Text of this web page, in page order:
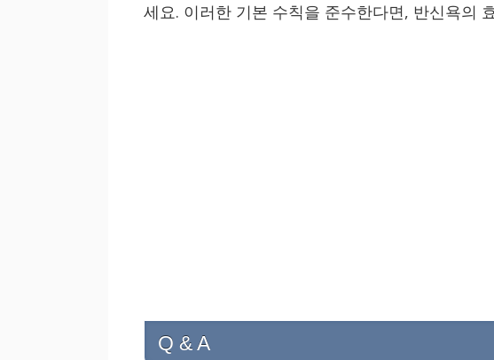
세요. 이러한 기본 수칙을 준수한다면, 반신욕의
Q & A